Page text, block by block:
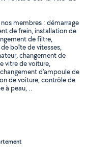
membres : démarrage
de frein, installation de
de filtre,
boîte de vitesses,
changement de
vitre de voiture,
d'ampoule de
de voiture, contrôle de
à peau, ..